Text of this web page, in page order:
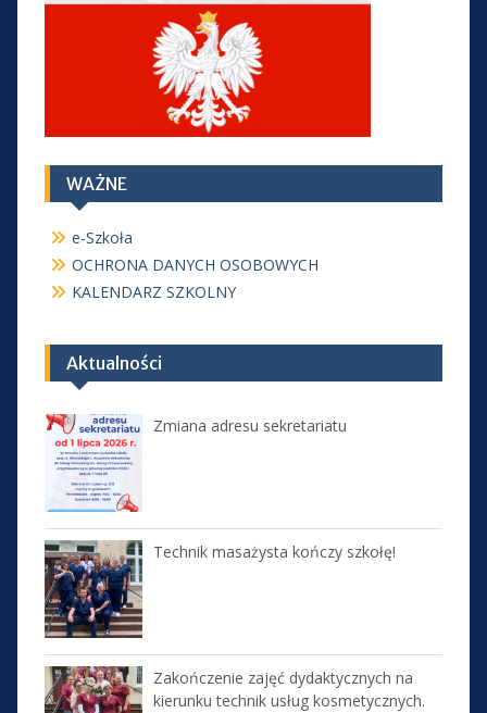
WAŻNE
e-Szkoła
OCHRONA DANYCH OSOBOWYCH
KALENDARZ SZKOLNY
Aktualności
Zmiana adresu sekretariatu
Technik masażysta kończy szkołę!
Zakończenie zajęć dydaktycznych na
kierunku technik usług kosmetycznych.